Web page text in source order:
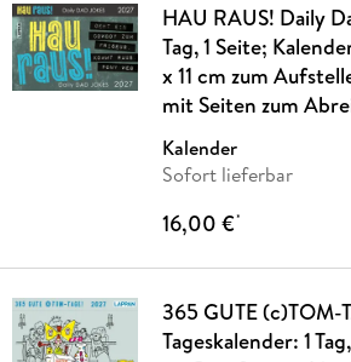
HAU RAUS! Daily
Tag, 1 Seite;
x 11 cm zum
mit Seiten zum
Kalender
Sofort lieferbar
16,00 €*
365 GUTE (c)TOM-
Tageskalender: 1